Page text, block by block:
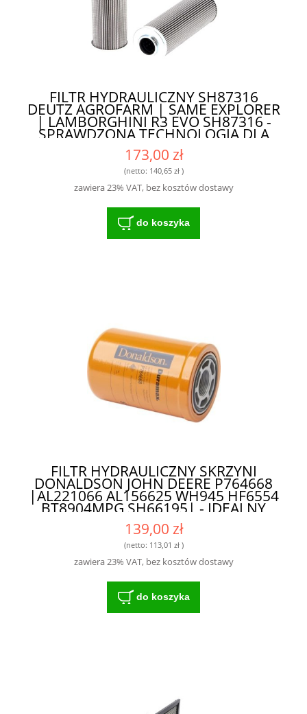
FILTR HYDRAULICZNY SH87316
DEUTZ AGROFARM | SAME EXPLORER
| LAMBORGHINI R3 EVO SH87316 -
SPRAWDZONA TECHNOLOGIA DLA
ROLNIKÓW
173,00 zł
(netto: 140,65 zł)
zawiera 23% VAT, bez kosztów dostawy
do koszyka
FILTR HYDRAULICZNY SKRZYNI
DONALDSON JOHN DEERE P764668
|AL221066 AL156625 WH945 HF6554
BT8904MPG SH66195| - IDEALNY
FILTR DO INTENSYWNIE
EKSPLOATOWANYCH MASZYN
139,00 zł
(netto: 113,01 zł)
zawiera 23% VAT, bez kosztów dostawy
do koszyka